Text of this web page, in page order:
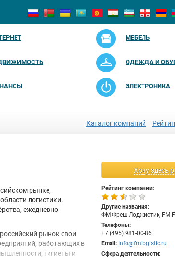
МЕБЕЛЬ
ОДЕЖДА И
ЭЛЕКТРОНИКА
Каталог компаний
Хочу здесь
Рейтинг компании:
Другие названия:
ФМ Фреш Лоджистик, FM
Телефоны:
+7 (495) 981-00-86
Email: Info@fmlogistic.ru
Сфера деятельности:
рынке,
логистики.
ежедневно
рынок свои
работающих в
гигиены и